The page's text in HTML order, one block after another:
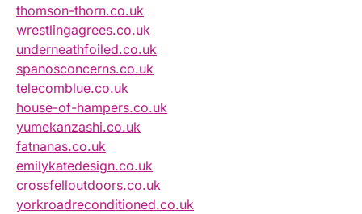
thomson-thorn.co.uk
wrestlingagrees.co.uk
underneathfoiled.co.uk
spanosconcerns.co.uk
telecomblue.co.uk
house-of-hampers.co.uk
yumekanzashi.co.uk
fatnanas.co.uk
emilykatedesign.co.uk
crossfelloutdoors.co.uk
yorkroadreconditioned.co.uk